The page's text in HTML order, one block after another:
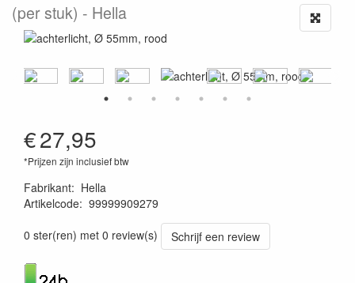
(per stuk) Hella
€27,95
*Prijzen zijn inclusief btw
Fabrikant: Hella
Artikelcode: 99999909279
0 ster(ren) met 0 review(s)
Schrijf een review